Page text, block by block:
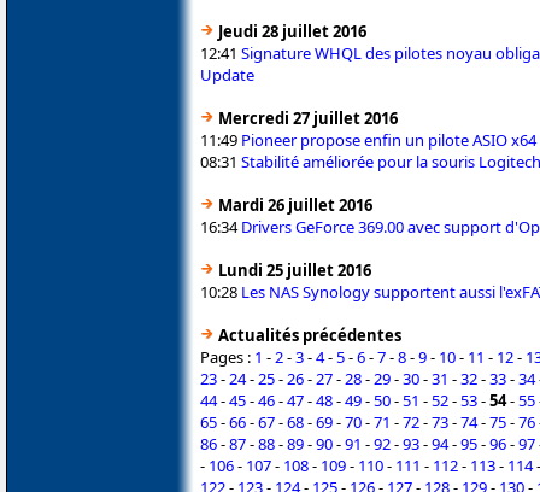
Jeudi 28 juillet 2016
12:41 Signature WHQL des pilotes noyau
Update
Mercredi 27 juillet 2016
11:49 Pioneer propose enfin un pilote ASIO
08:31 Stabilité améliorée pour la souris
Mardi 26 juillet 2016
16:34Drivers GeForce 369.00 avec support
Lundi 25 juillet 2016
10:28 Les NAS Synology supportent aussi
Actualités précédentes
Pages : 1 - 2-3-4-5-6-7-8-9- 10- 11 - 12-
23- 24- 25- 26- 27- 28- 29-30-31 -32-33-34
44-45-46-47-48-49-50-51 -52-53-54-55
65-66-67-68-69-70-71 -72-73-74-75-76
86-87-88-89-90-91 -92-93-94-95-96-97
- 106- 107- 108- 109- 110- 111 - 112- 113- 114
122- 123- 124- 125- 126- 127- 128- 129- 130-